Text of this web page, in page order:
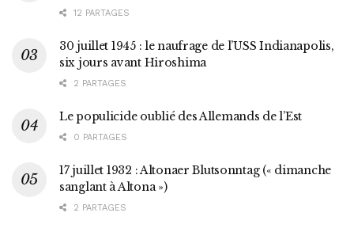
12 PARTAGES
30 juillet 1945 : le naufrage de l’USS Indianapolis,
six jours avant Hiroshima
2 PARTAGES
Le populicide oublié des Allemands de l’Est
0 PARTAGES
17 juillet 1932 : Altonaer Blutsonntag (« dimanche
sanglant à Altona »)
2 PARTAGES